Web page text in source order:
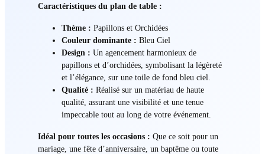
Caractéristiques du plan de table :
Thème : Papillons et Orchidées
Couleur dominante : Bleu Ciel
Design : Un agencement harmonieux de
papillons et d’orchidées, symbolisant la légèreté
et l’élégance, sur une toile de fond bleu ciel.
Qualité : Réalisé sur un matériau de haute
qualité, assurant une visibilité et une tenue
impeccable tout au long de votre événement.
Idéal pour toutes les occasions : Que ce soit pour un
mariage, une fête d’anniversaire, un baptême ou toute